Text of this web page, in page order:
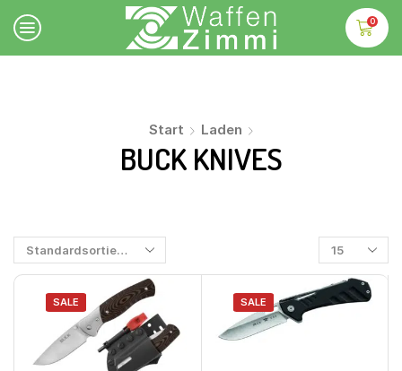
0
Start Laden
BUCK KNIVES
SALE SALE